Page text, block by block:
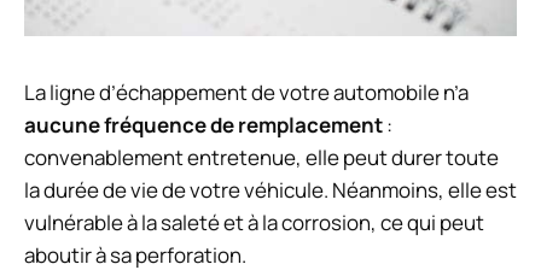
La ligne d’échappement de votre automobile n’a
aucune fréquence de remplacement:
convenablement entretenue, elle peut durer toute
la durée de vie de votre véhicule. Néanmoins, elle est
vulnérable à la saleté et à la corrosion, ce qui peut
aboutir à sa perforation.